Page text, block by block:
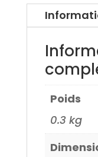
Bipper,
Fiat
07>,Fiat
Qubo
sans
barres
longitudinale
08>
Poids
0.3 kg